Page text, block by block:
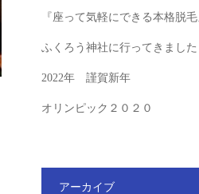
『座って気軽にできる本格脱
ふくろう神社に行ってきました
2022年 謹賀新年
オリンピック２０２０
アーカイブ